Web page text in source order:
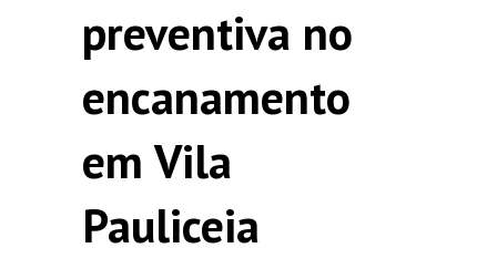
preventiva no
encanamento
em Vila
Pauliceia